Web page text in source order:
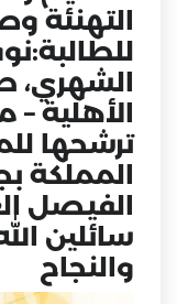
التهنئة
الشهري،
الأهلية
ترشحها
المملكة
الفيصل
سائلين
والنجاح